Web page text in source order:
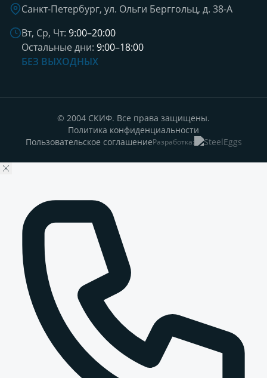
Санкт-Петербург, ул. Ольги Берггольц, д. 38-А
Вт, Ср, Чт: 9:00–20:00
Остальные дни: 9:00–18:00
БЕЗ ВЫХОДНЫХ
© 2004 СКИФ. Все права защищены.
Политика конфиденциальности
Пользовательское соглашениеРазработка: